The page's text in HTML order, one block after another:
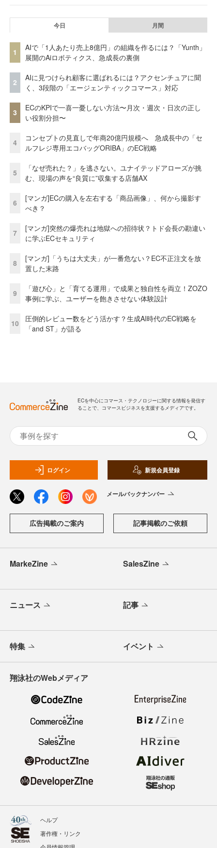
今日 月間
1
AIで「1人あたり売上8億円」の組織を作るには？「Yunth」
展開のAiロボティクス、急成長の裏側
2
AIに見つけられ顧客に選ばれるには？アクセンチュアに聞
く、3段階の「エージェンティックコマース」対応
3
ECのKPIで一喜一憂しない方法〜月次・週次・日次の正し
い役割分担〜
4
コンセプトの見直しで年商20億円規模へ 急成長中の「セ
ルフレジ専用エコバッグORIBA」のEC戦略
5
「なぜ売れた？」を逃さない。ユナイテッドアローズが挑
む、現場の声を“良質に”収集する店舗AX
6
[マンガ]ECの購入を左右する「商品画像」、何から撮影す
べき？
7
[マンガ]突然の爆売れは地獄への招待状？トド会長の勘違い
に学ぶECセキュリティ
8
[マンガ]「うちは大丈夫」が一番危ない？EC不正注文を放
置した末路
9
「遊び心」と「育てる運用」で成果と独自性を両立！ZOZO
事例に学ぶ、ユーザーを飽きさせない体験設計
10
圧倒的レビュー数をどう活かす？生成AI時代のEC戦略を
「and ST」が語る
ECを中心にコマース・テクノロジーに関する情報を発信す
ることで、コマースビジネスを支援するメディアです。
ログイン 新規会員登録
メールバックナンバー
広告掲載のご案内 記事掲載のご依頼
MarkeZine SalesZine
ニュース 記事
特集 イベント
翔泳社のWebメディア
ヘルプ
著作権・リンク